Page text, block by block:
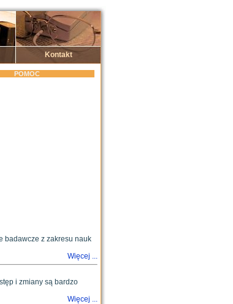
Kontakt
POMOC
badawcze z zakresu nauk
Więcej ...
i zmiany są bardzo
Więcej ...